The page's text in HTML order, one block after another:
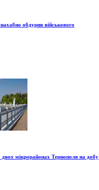
обдурив військового
двох мікрорайонах Тернополя на добу